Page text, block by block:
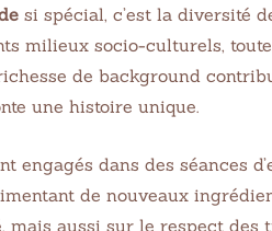
si spécial, c’est la diversité
milieux socio-culturels,
de background
une histoire unique.
engagés dans des séances
de nouveaux
mais aussi sur le respect